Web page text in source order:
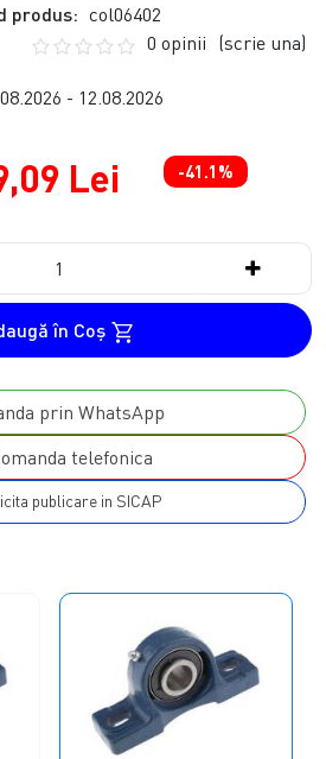
produs: col06402
0 opinii (scrie una)
- 12.08.2026
Lei -41.1%
în Coş
prin WhatsApp
telefonica
publicare in SICAP